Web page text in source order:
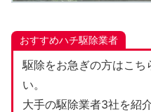
おすすめハチ駆除業者
駆除をお急ぎの方はこち
い。
大手の駆除業者3社を紹介